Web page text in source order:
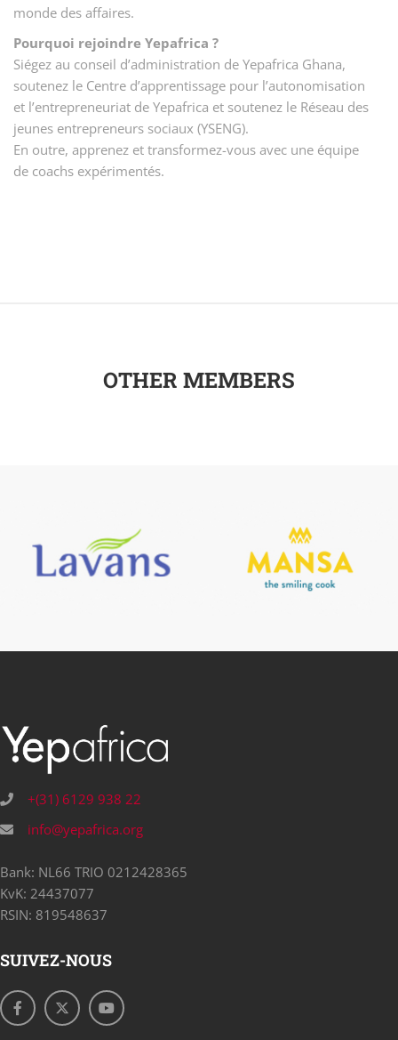
monde des affaires.
Pourquoi rejoindre Yepafrica ?
Siégez au conseil d’administration de Yepafrica Ghana,
soutenez le Centre d’apprentissage pour l’autonomisation
et l’entrepreneuriat de Yepafrica et soutenez le Réseau des
jeunes entrepreneurs sociaux (YSENG).
En outre, apprenez et transformez-vous avec une équipe
de coachs expérimentés.
OTHER MEMBERS
+(31) 6129 938 22
info@yepafrica.org
Bank: NL66 TRIO 0212428365
KvK: 24437077
RSIN: 819548637
SUIVEZ-NOUS